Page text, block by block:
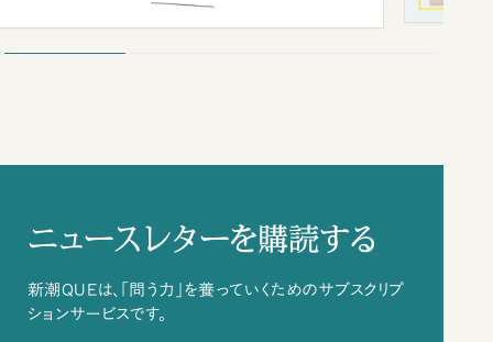
ニュースレターを購読する
新潮QUEは、「問う力」を養っていくためのサブスクリプ
ションサービスです。